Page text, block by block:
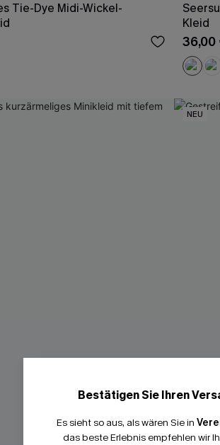
Tie-Dye Midi-Wickel-
Kleid
36,00
NEU
Bestätigen Sie Ihren
Es sieht so aus, als wären Sie in
das beste Erlebnis empfehlen wir